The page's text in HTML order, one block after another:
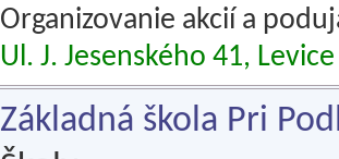
Organizovanie akcií a
Ul. J. Jesenského 41, Levice
Základná škola Pri